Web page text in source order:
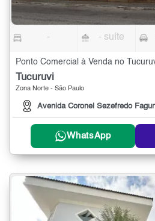
- - suíte
Ponto Comercial à Venda no
Tucuruvi
Zona Norte - São Paulo
Avenida Coronel Sezefredo Fagundes,
WhatsApp